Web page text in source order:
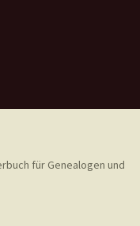
für Genealogen und